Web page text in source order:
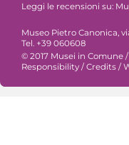
Leggi le recensioni su:
Museo Pietro Canonica,
Tel. +39 060608
© 2017 Musei in Comune /
Responsibility / Credits /